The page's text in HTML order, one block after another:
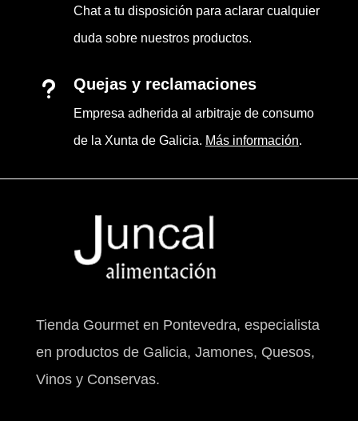
Chat a tu disposición para aclarar cualquier
duda sobre nuestros productos.
u Quejas y reclamaciones
Empresa adherida al arbitraje de consumo
de la Xunta de Galicia. Más información.
Tienda Gourmet en Pontevedra, especialista
en productos de Galicia, Jamones, Quesos,
Vinos y Conservas.